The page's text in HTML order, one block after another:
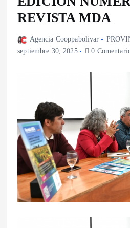
REVISTA MDA
Agencia Cooppabolivar
septiembre 30, 2025
0